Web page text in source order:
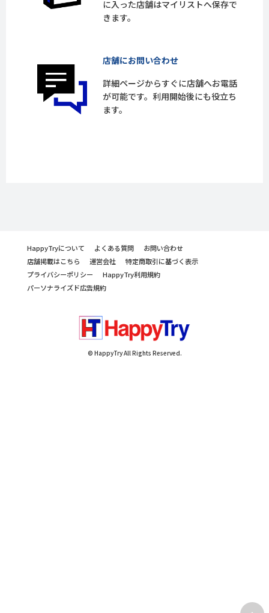
に入った店舗はマイリストへ保存で
きます。
店舗にお問い合わせ
詳細ページからすぐに店舗へお電話
が可能です。利用開始後にも役立ち
ます。
HappyTryについて よくある質問
お問い合わせ
店舗掲載はこちら
運営会社
特定商取引に基づく表示
プライバシーポリシー
HappyTry利用規約
パーソナライズド広告規約
© HappyTry All Rights Reserved.